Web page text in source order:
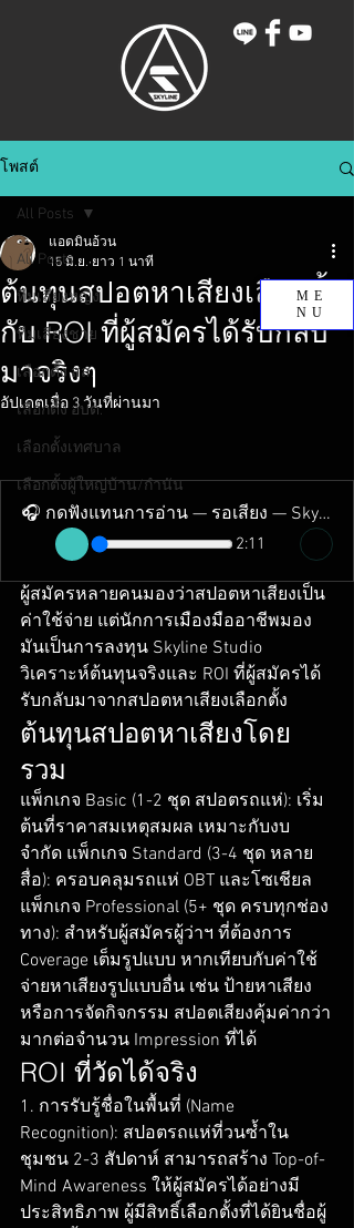
ME
NU
โพสต์
All Posts
ทีมเสียงหญิง
ทีมเสียงชาย
เลือกตั้ง สส.
เลือกตั้ง อบต.
เลือกตั้งเทศบาล
เลือกตั้งผู้ใหญ่บ้าน/กำนัน
All Posts
ต้นทุนสปอตหาเสียงเลือกตั้ง
กับ ROI ที่ผู้สมัครได้รับกลับ
มาจริงๆ
แอดมินอ้วน
15 มิ.ย. ยาว 1 นาที
อัปเดตเมื่อ3 วันที่ผ่านมา
🎧 กดฟังแทนการอ่าน — รอเสียง — Skyline Studio
2:11
ผู้สมัครหลายคนมองว่าสปอตหาเสียงเป็น
ค่าใช้จ่าย แต่นักการเมืองมืออาชีพมอง
มันเป็นการลงทุน Skyline Studio
วิเคราะห์ต้นทุนจริงและ ROI ที่ผู้สมัครได้
รับกลับมาจากสปอตหาเสียงเลือกตั้ง
ต้นทุนสปอตหาเสียงโดย
รวม
แพ็กเกจ Basic (1-2 ชุด สปอตรถแห่): เริ่ม
ต้นที่ราคาสมเหตุสมผล เหมาะกับงบ
จำกัด แพ็กเกจ Standard (3-4 ชุด หลาย
สื่อ): ครอบคลุมรถแห่ OBT และโซเชียล
แพ็กเกจ Professional (5+ ชุด ครบทุกช่อง
ทาง): สำหรับผู้สมัครผู้ว่าฯ ที่ต้องการ
Coverage เต็มรูปแบบ หากเทียบกับค่าใช้
จ่ายหาเสียงรูปแบบอื่น เช่น ป้ายหาเสียง
หรือการจัดกิจกรรม สปอตเสียงคุ้มค่ากว่า
มากต่อจำนวน Impression ที่ได้
ROI ที่วัดได้จริง
1. การรับรู้ชื่อในพื้นที่ (Name
Recognition): สปอตรถแห่ที่วนซ้ำใน
ชุมชน 2-3 สัปดาห์ สามารถสร้าง Top-of-
Mind Awareness ให้ผู้สมัครได้อย่างมี
ประสิทธิภาพ ผู้มีสิทธิ์เลือกตั้งที่ได้ยินชื่อผู้